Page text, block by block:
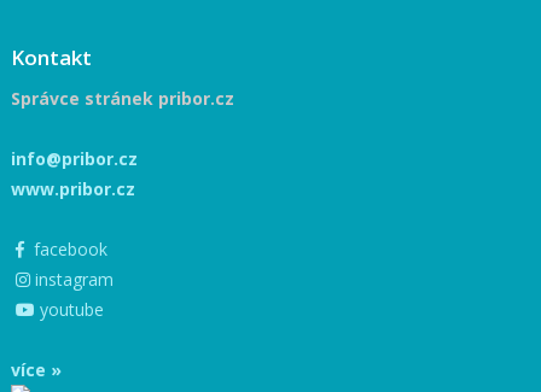
Kontakt
Správce stránek pribor.cz
info@pribor.cz
www.pribor.cz
facebook
instagram
youtube
více »